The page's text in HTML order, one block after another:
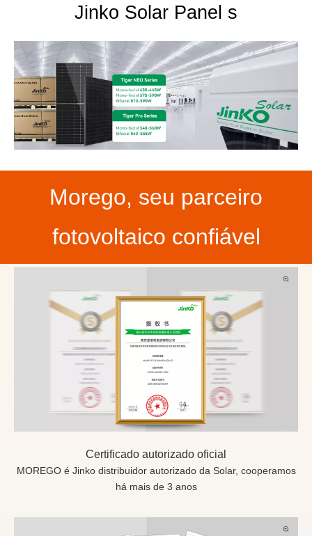
Jinko Solar Panel s
Morego, seu parceiro
fotovoltaico confiável
Certificado autorizado oficial
MOREGO é Jinko distribuidor autorizado da Solar, cooperamos
há mais de 3 anos